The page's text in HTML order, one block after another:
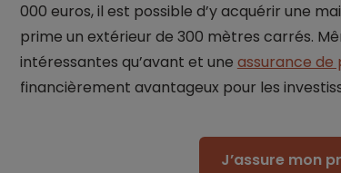
000 euros, il est possible d’y acquérir une
prime un extérieur de 300 mètres carrés.
intéressantes qu’avant et une assurance
financièrement avantageux pour les
J’assure mon